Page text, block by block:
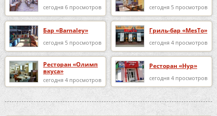
сегодня 6 просмотров сегодня 5 просмотров
Бар «Barnaley»
сегодня 5 просмотров
Гриль-бар «MesTo»
сегодня 4 просмотров
Ресторан «Олимп
вкуса»
сегодня 4 просмотров
Ресторан «Нур»
сегодня 4 просмотров